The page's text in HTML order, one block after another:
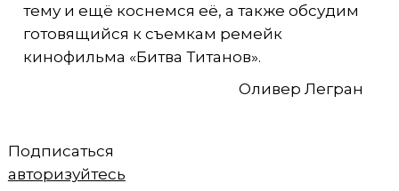
тему и ещё коснемся её, а также обсудим
готовящийся к съемкам ремейк
кинофильма «Битва Титанов».
Оливер Легран
Подписаться
авторизуйтесь